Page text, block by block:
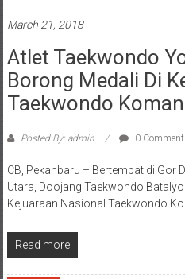
March 21, 2018
Atlet Taekwondo
Borong Medali Di
Taekwondo
Posted By: admin 0 Comment
CB, Pekanbaru – Bertempat di Gor
Utara, Doojang Taekwondo
Kejuaraan Nasional Taekwondo
Read more